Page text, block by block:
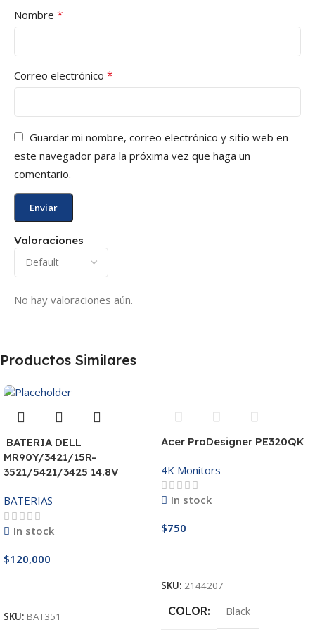
Valoraciones
No hay valoraciones aún.
Nombre *
Correo electrónico *
Guardar mi nombre, correo electrónico y sitio web en
este navegador para la próxima vez que haga un
comentario.
Productos Similares
BATERIA DELL
MR90Y/3421/15R-
3521/5421/3425 14.8V
BATERIAS
In stock
$120,000
SKU: BAT351
Acer ProDesigner PE320QK
4K Monitors
In stock
$750
SKU: 2144207
COLOR Black